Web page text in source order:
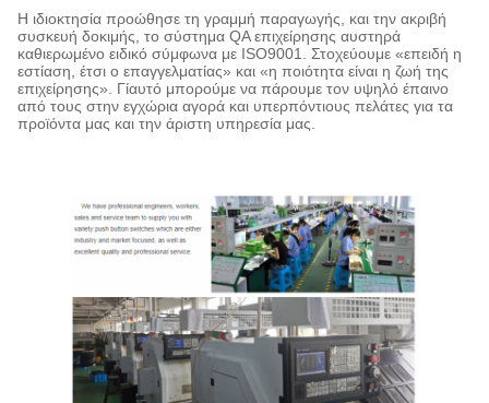
Η ιδιοκτησία προώθησε τη γραμμή παραγωγής, και την ακριβή
συσκευή δοκιμής, το σύστημα QA επιχείρησης αυστηρά
καθιερωμένο ειδικό σύμφωνα με ISO9001. Στοχεύουμε «επειδή η
εστίαση, έτσι ο επαγγελματίας» και «η ποιότητα είναι η ζωή της
επιχείρησης». Γίαυτό μπορούμε να πάρουμε τον υψηλό έπαινο
από τους στην εγχώρια αγορά και υπερπόντιους πελάτες για τα
προϊόντα μας και την άριστη υπηρεσία μας.